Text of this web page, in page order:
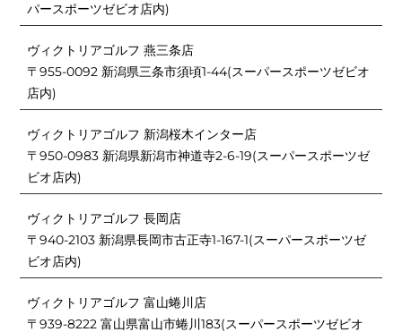
パースポーツゼビオ店内)
ヴィクトリアゴルフ 燕三条店
〒955-0092 新潟県三条市須頃1-44(スーパースポーツゼビオ
店内)
ヴィクトリアゴルフ 新潟桜木インター店
〒950-0983 新潟県新潟市神道寺2-6-19(スーパースポーツゼ
ビオ店内)
ヴィクトリアゴルフ 長岡店
〒940-2103 新潟県長岡市古正寺1-167-1(スーパースポーツゼ
ビオ店内)
ヴィクトリアゴルフ 富山蜷川店
〒939-8222 富山県富山市蜷川183(スーパースポーツゼビオ